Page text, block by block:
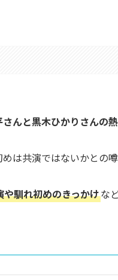
んと黒木ひかりさんの
は共演ではないかとの噂
馴れ初めのきっかけな